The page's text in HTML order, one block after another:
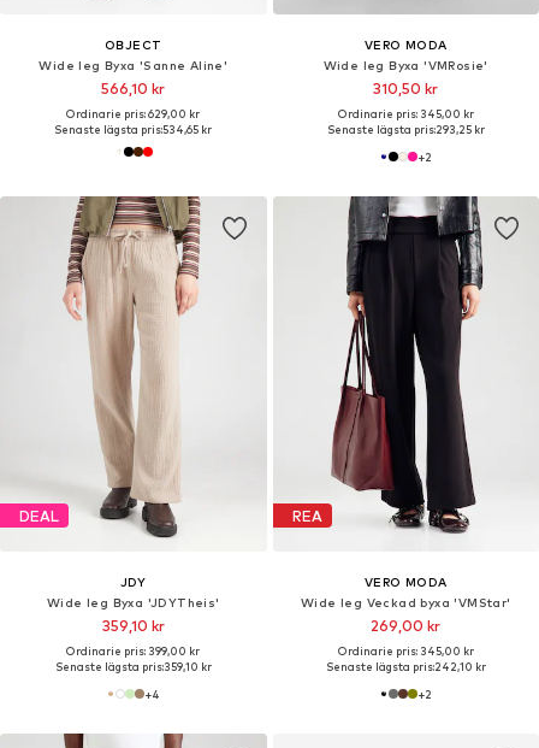
OBJECT
Wide leg Byxa 'Sanne Aline'
566,10 kr
Ordinarie pris: 629,00 kr
Senaste lägsta pris:534,65 kr
VERO MODA
Wide leg Byxa 'VMRosie'
310,50 kr
Ordinarie pris: 345,00 kr
Senaste lägsta pris:293,25 kr
+2
DEAL
JDY
Wide leg Byxa 'JDYTheis'
359,10 kr
Ordinarie pris: 399,00 kr
Senaste lägsta pris:359,10 kr
+4
REA
VERO MODA
Wide leg Veckad byxa 'VMStar'
269,00 kr
Ordinarie pris: 345,00 kr
Senaste lägsta pris:242,10 kr
+2